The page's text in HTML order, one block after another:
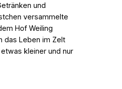
und
versammelte
Hof Weiling
das Leben im Zelt
kleiner und nur